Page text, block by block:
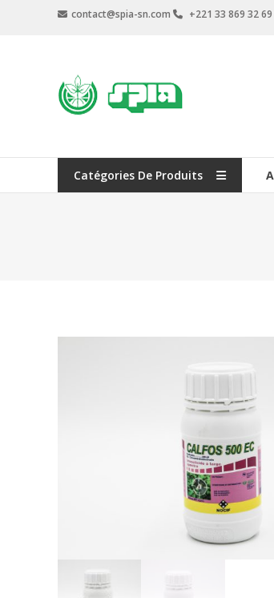
contact@spia-sn.com +221 33 869 32 69
SPIA
Société
Industriels
Catégories De Produits